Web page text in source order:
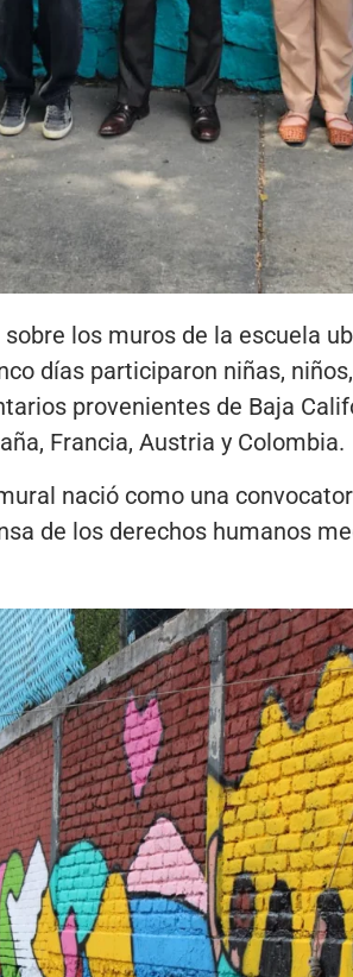
los muros de la escuela
días participaron niñas,
provenientes de Baja
Francia, Austria y Colombia.
nació como una
de los derechos humanos